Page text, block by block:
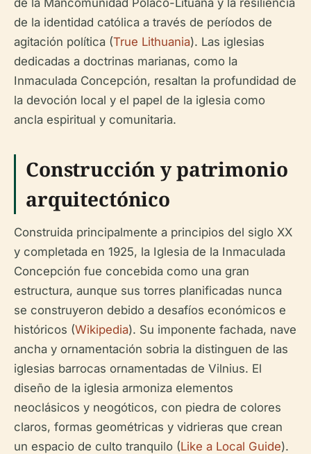
de la Mancomunidad Polaco-Lituana y la resiliencia
de la identidad católica a través de períodos de
agitación política (True Lithuania). Las iglesias
dedicadas a doctrinas marianas, como la
Inmaculada Concepción, resaltan la profundidad de
la devoción local y el papel de la iglesia como
ancla espiritual y comunitaria.
Construcción y patrimonio
arquitectónico
Construida principalmente a principios del siglo XX
y completada en 1925, la Iglesia de la Inmaculada
Concepción fue concebida como una gran
estructura, aunque sus torres planificadas nunca
se construyeron debido a desafíos económicos e
históricos (Wikipedia). Su imponente fachada, nave
ancha y ornamentación sobria la distinguen de las
iglesias barrocas ornamentadas de Vilnius. El
diseño de la iglesia armoniza elementos
neoclásicos y neogóticos, con piedra de colores
claros, formas geométricas y vidrieras que crean
un espacio de culto tranquilo (Like a Local Guide).